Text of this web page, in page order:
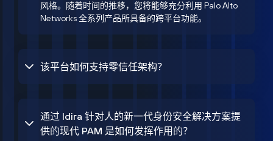
风格。随着时间的推移，您将能够充分利用 Palo Alto
Networks 全系列产品所具备的跨平台功能。
该平台如何支持零信任架构？
通过 Idira 针对人的新一代身份安全解决方案提
供的现代 PAM 是如何发挥作用的？